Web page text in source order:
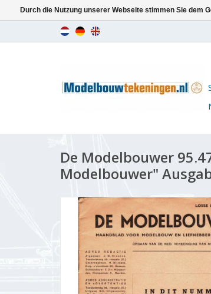
De Modelbouwer
Modelbouwer"
Durch die Nutzung unserer Webseite stimmen Sie dem